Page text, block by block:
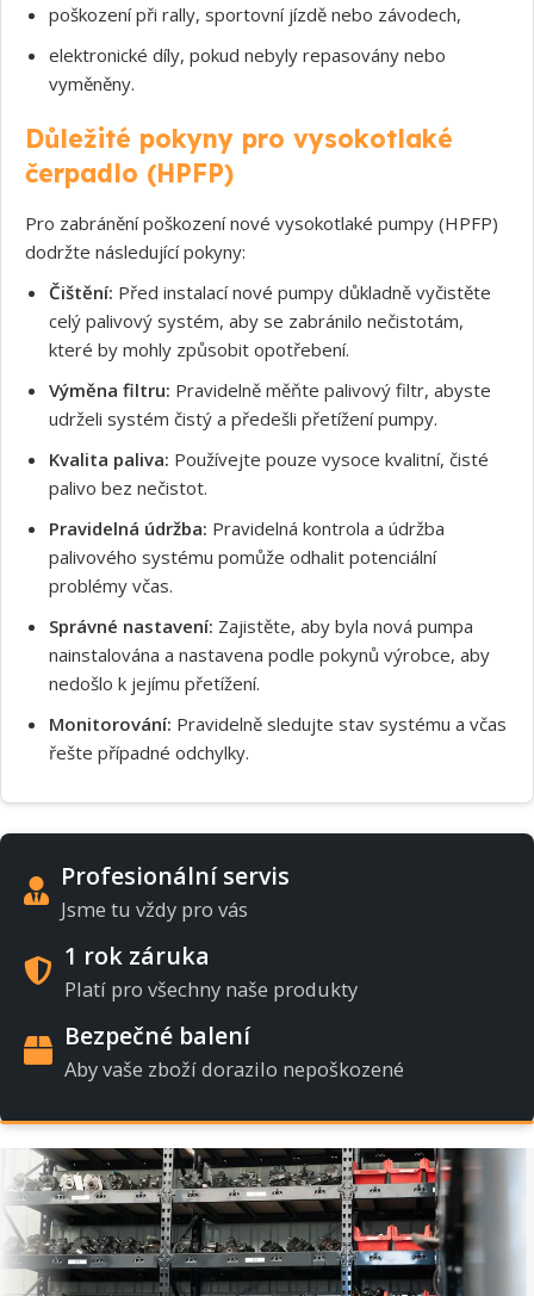
poškození při rally, sportovní jízdě nebo závodech,
elektronické díly, pokud nebyly repasovány nebo
vyměněny.
Důležité pokyny pro vysokotlaké
čerpadlo (HPFP)
Pro zabránění poškození nové vysokotlaké pumpy (HPFP)
dodržte následující pokyny:
Čištění: Před instalací nové pumpy důkladně vyčistěte
celý palivový systém, aby se zabránilo nečistotám,
které by mohly způsobit opotřebení.
Výměna filtru: Pravidelně měňte palivový filtr, abyste
udrželi systém čistý a předešli přetížení pumpy.
Kvalita paliva: Používejte pouze vysoce kvalitní, čisté
palivo bez nečistot.
Pravidelná údržba: Pravidelná kontrola a údržba
palivového systému pomůže odhalit potenciální
problémy včas.
Správné nastavení: Zajistěte, aby byla nová pumpa
nainstalována a nastavena podle pokynů výrobce, aby
nedošlo k jejímu přetížení.
Monitorování: Pravidelně sledujte stav systému a včas
řešte případné odchylky.
Profesionální servis
Jsme tu vždy pro vás
1 rok záruka
Platí pro všechny naše produkty
Bezpečné balení
Aby vaše zboží dorazilo nepoškozené
Souhlasím s GDPR